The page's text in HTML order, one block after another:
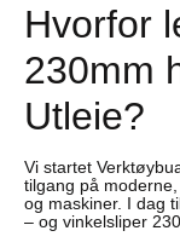
Hvorfor
230mm
Utleie?
Vi startet
tilgang på
og maskiner. I dag
– og vinkelsliper